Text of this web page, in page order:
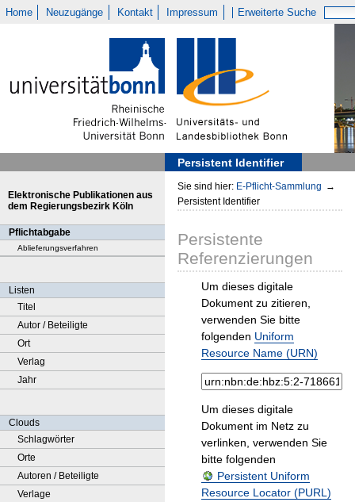
Home Neuzugänge Kontakt Impressum Erweiterte Suche
Persistent Identifier
Elektronische Publikationen aus
dem Regierungsbezirk Köln
Pflichtabgabe
Ablieferungsverfahren
Listen
Titel
Autor / Beteiligte
Ort
Verlag
Jahr
Clouds
Schlagwörter
Orte
Autoren / Beteiligte
Verlage
Sie sind hier: E-Pflicht-Sammlung →
Persistent Identifier
Persistente
Referenzierungen
Um dieses digitale
Dokument zu zitieren,
verwenden Sie bitte
folgenden Uniform
Resource Name (URN)
Um dieses digitale
Dokument im Netz zu
verlinken, verwenden Sie
bitte folgenden
Persistent Uniform
Resource Locator (PURL)